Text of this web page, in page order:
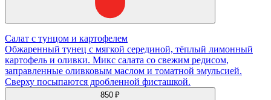
Салат с тунцом и картофелем
Обжаренный тунец с мягкой серединой, тёплый лимонный
картофель и оливки. Микс салата со свежим редисом,
заправленные оливковым маслом и томатной эмульсией.
Сверху посыпаются дробленной фисташкой.
850 ₽